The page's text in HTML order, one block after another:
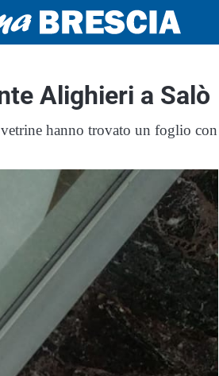
Alighieri a Salò
hanno trovato un foglio con